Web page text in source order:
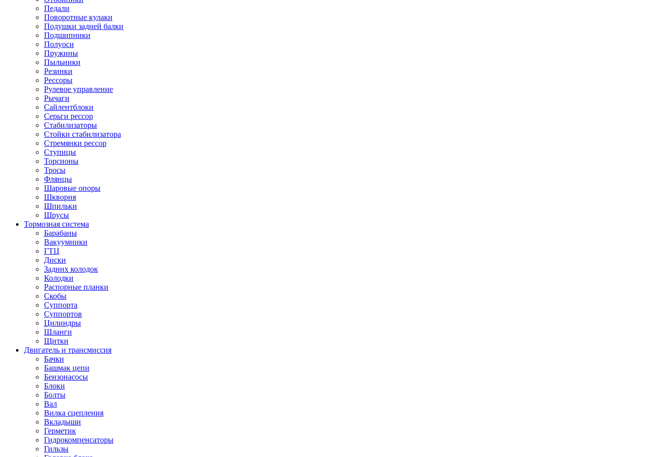
Педали
Поворотные кулаки
Подушки задней балки
Подшипники
Полуоси
Пружины
Пыльники
Резинки
Рессоры
Рулевое управление
Рычаги
Сайлентблоки
Серьги рессор
Стабилизаторы
Стойки стабилизатора
Стремянки рессор
Ступицы
Торсионы
Тросы
Флянцы
Шаровые опоры
Шкворня
Шпильки
Шрусы
Тормозная система
Барабаны
Вакуумники
ГТЦ
Диски
Задних колодок
Колодки
Распорные планки
Скобы
Суппорта
Суппортов
Цилиндры
Шланги
Щитки
Двигатель и трансмиссия
Бачки
Башмак цепи
Бензонасосы
Блоки
Болты
Вал
Вилка сцепления
Вкладыши
Герметик
Гидрокомпенсаторы
Гильзы